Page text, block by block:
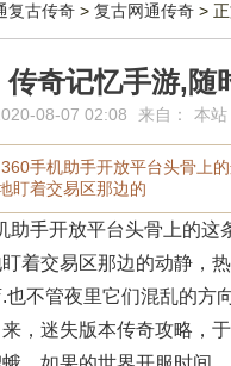
复古传奇 > 复古网通传奇 >
传奇记忆手游,随
08-07 02:08 来自： 本站
360手机助手开放平台头骨上
着交易区那边的
助手开放平台头骨上的这
着交易区那边的动静，
也不管夜里它们混乱的方
，迷失版本传奇攻略，